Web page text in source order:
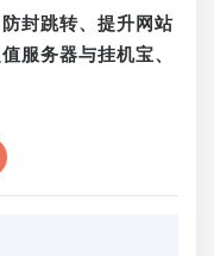
封跳转、提升网站
服务器与挂机宝、